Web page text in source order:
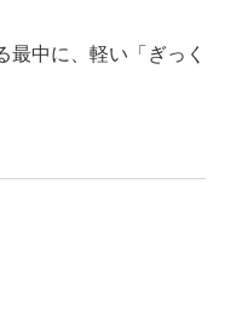
中に、軽い「ぎっく